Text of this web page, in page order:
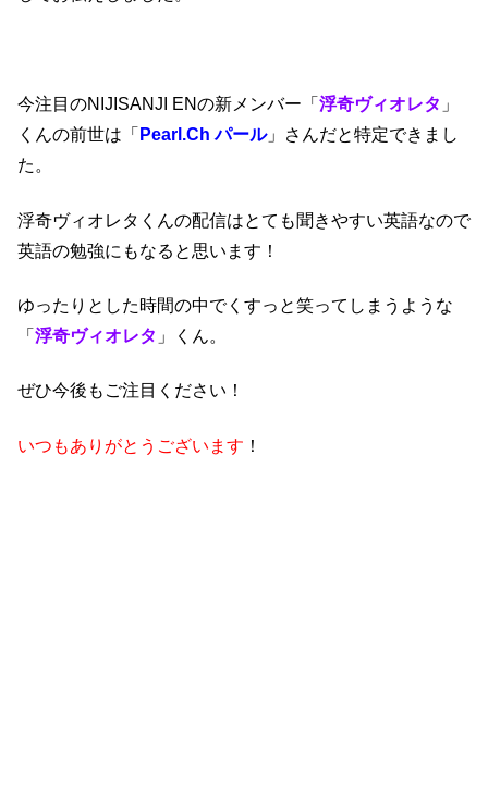
今注目のNIJISANJI ENの新メンバー「 浮奇ヴィオレタ 」
くんの前世は「 Pearl.Ch パール」さんだと特定できまし
た。
浮奇ヴィオレタくんの配信はとても聞きやすい英語なので
英語の勉強にもなると思います！
ゆったりとした時間の中でくすっと笑ってしまうような
「 浮奇ヴィオレタ 」くん。
ぜひ今後もご注目ください！
いつもありがとうございます ！